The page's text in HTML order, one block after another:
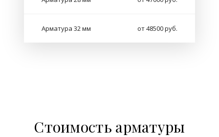
Арматура 32 мм от 48500 руб.
Стоимость арматуры